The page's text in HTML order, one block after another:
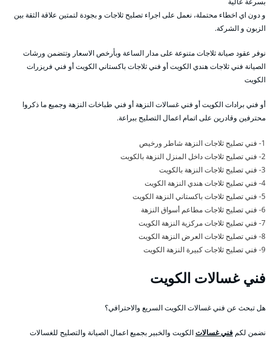
و دون اي اخطاء محتملة، نعمل على اجراء تصليح ثلاجات و بجودة لتمتين علاقة الثقة بين
الزبون و الشركة.
نوفر عقود صيانة ثلاجات متنوعة على مدار الساعة وبأرخص الاسعار وتتضمن ورشات
الصيانة فني ثلاجات هندي الكويت أو فني ثلاجات باكستاني الكويت أو فني فريزرات
الكويت
أو فني برادات الكويت أو فني غسالات النزهة أو فني طباخات النزهة وجميع ما ذكروا
محترفين وقادرين على اتمام اعمال التصليح ببراعة.
1- فني تصليح ثلاجات النزهة شاطر ورخيص
2- فني تصليح ثلاجات داخل المنزل النزهة بالكويت
3- فني تصليح ثلاجات النزهة بالكويت
4- فني تصليح ثلاجات هندي النزهة الكويت
5- فني تصليح ثلاجات باكستاني النزهة الكويت
6- فني تصليح ثلاجات مطاعم أسواق النزهة
7- فني تصليح ثلاجات مركزية النزهة الكويت
8- فني تصليح ثلاجات العرض النزهة الكويت
9- فني تصليح ثلاجات كبيرة النزهة الكويت
فني غسالات الكويت
هل تبحث عن فني غسالات الكويت السريع والاحترافي؟
نضمن لكمفني غسالاتالكويت والخبير بجميع اعمال الصيانة والتصليح للغسالات